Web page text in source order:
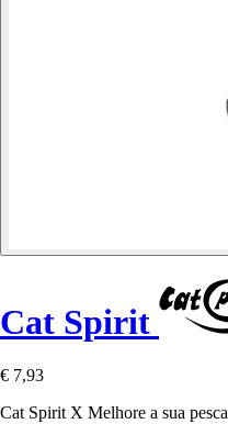
Cat Spirit
€ 7,93
Cat Spirit X Melhore a sua